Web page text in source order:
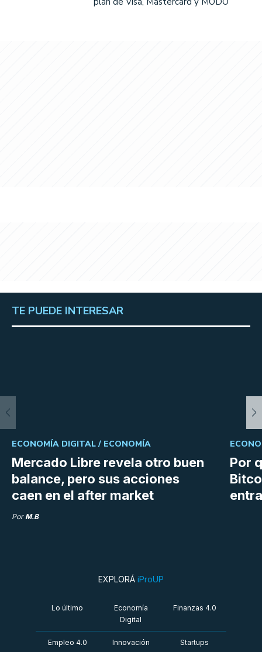
TE PUEDE INTERESAR
Mercado Libre revela otro buen
balance, pero sus acciones
caen en el after market
ECONOMÍA DIGITAL / ECONOMÍA
Por M.B
Por
EXPLORÁ iProUP
Lo último
Economía
Digital
Finanzas 4.0
Empleo 4.0 Innovación Startups